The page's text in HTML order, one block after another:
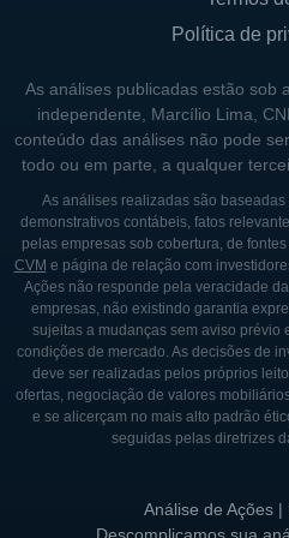
apresentam potencial
robusto. Essa
seu portfólio, mas
avenidas para receita e
companhia analisa
características
cada país onde
A atuação fora do
alianças e parcerias
que conhecem o
setor, permitindo um
uma sinergia que pode
positivos. A diversidade
associados a flutuações
Política de
As análises publicadas estão sob
independente, Marcílio Lima,
conteúdo das análises não pode
todo ou em parte, a qualquer
As análises realizadas são
demonstrativos contábeis, fatos
pelas empresas sob cobertura, de
CVM e página de relação com
Ações não responde pela veracidade
empresas, não existindo garantia
sujeitas a mudanças sem aviso prévio
condições de mercado. As decisões de
deve ser realizadas pelos próprios
ofertas, negociação de valores
e se alicerçam no mais alto padrão
seguidas pelas diretrizes
Análise de Ações